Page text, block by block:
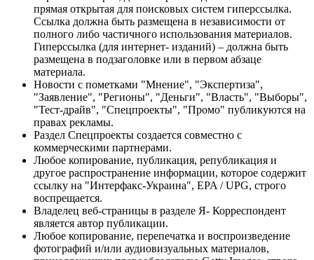
прямая открытая для поисковых систем гиперссылка.
Ссылка должна быть размещена в независимости от
полного либо частичного использования материалов.
Гиперссылка (для интернет- изданий) – должна быть
размещена в подзаголовке или в первом абзаце
материала.
Новости с пометками "Мнение", "Экспертиза",
"Заявление", "Регионы", "Деньги", "Власть", "Выборы",
"Тест-драйв", "Спецпроекты", "Промо" публикуются на
правах рекламы.
Раздел Спецпроекты создается совместно с
коммерческими партнерами.
Любое копирование, публикация, републикация и
другое распространение информации, которое содержит
ссылку на "Интерфакс-Украина", EPA / UPG, строго
воспрещается.
Владелец веб-страницы в разделе Я- Корреспондент
является автор публикации.
Любое копирование, перепечатка и воспроизведение
фотографий и/или аудиовизуальных материалов,